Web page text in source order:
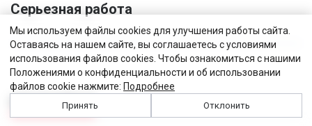
Серьезная работа
ЧИТАЛЬНЫЙ ЗАЛ
Мы используем файлы cookies для улучшения работы сайта.
Оставаясь на нашем сайте, вы соглашаетесь с условиями
использования файлов cookies. Чтобы ознакомиться с нашими
Положениями о конфиденциальности и об использовании
файлов cookie нажмите: Подробнее
Принять Отклонить